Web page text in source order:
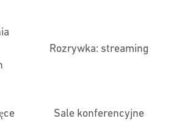
Rozrywka: streaming
Sale konferencyjne